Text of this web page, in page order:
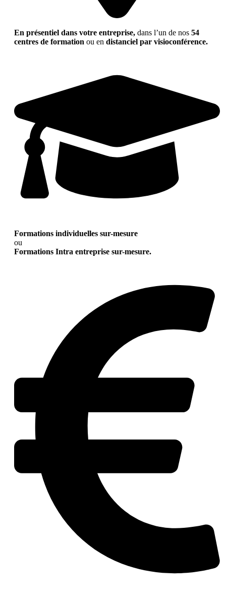
En présentiel dans votre entreprise, dans l’un de nos 54
centres de formation ou en distanciel par visioconférence.
Formations individuelles sur-mesure
ou
Formations Intra entreprise sur-mesure.